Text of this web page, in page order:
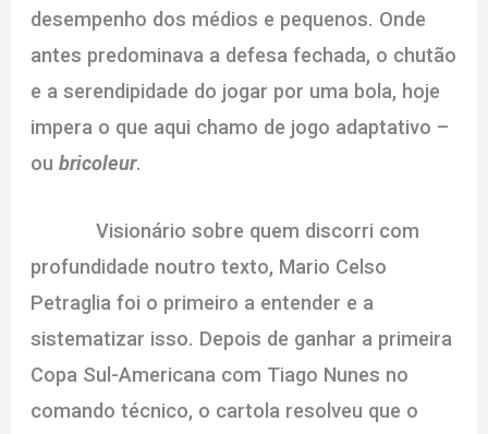
desempenho dos médios e pequenos. Onde
antes predominava a defesa fechada, o chutão
e a serendipidade do jogar por uma bola, hoje
impera o que aqui chamo de jogo adaptativo –
oubricoleur.
Visionário sobre quem discorri com
profundidade noutro texto, Mario Celso
Petraglia foi o primeiro a entender e a
sistematizar isso. Depois de ganhar a primeira
Copa Sul-Americana com Tiago Nunes no
comando técnico, o cartola resolveu que o